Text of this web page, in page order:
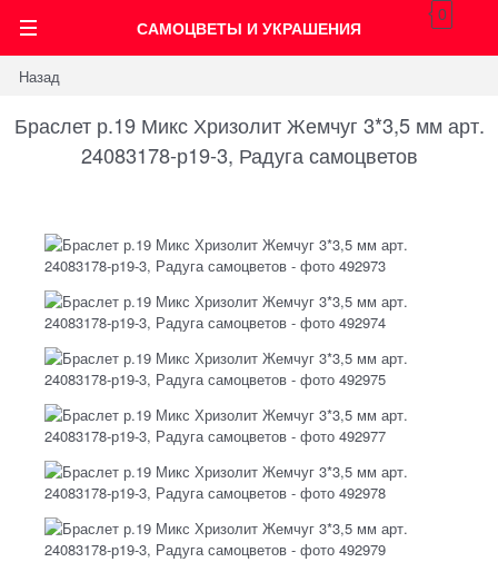
САМОЦВЕТЫ И УКРАШЕНИЯ
0
Назад
Браслет р.19 Микс Хризолит Жемчуг 3*3,5 мм арт.
24083178-р19-3, Радуга самоцветов